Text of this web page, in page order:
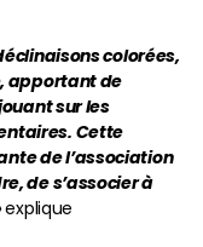
colorées,
apportant de
sur les
Cette
de l’association
de s’associer à
explique